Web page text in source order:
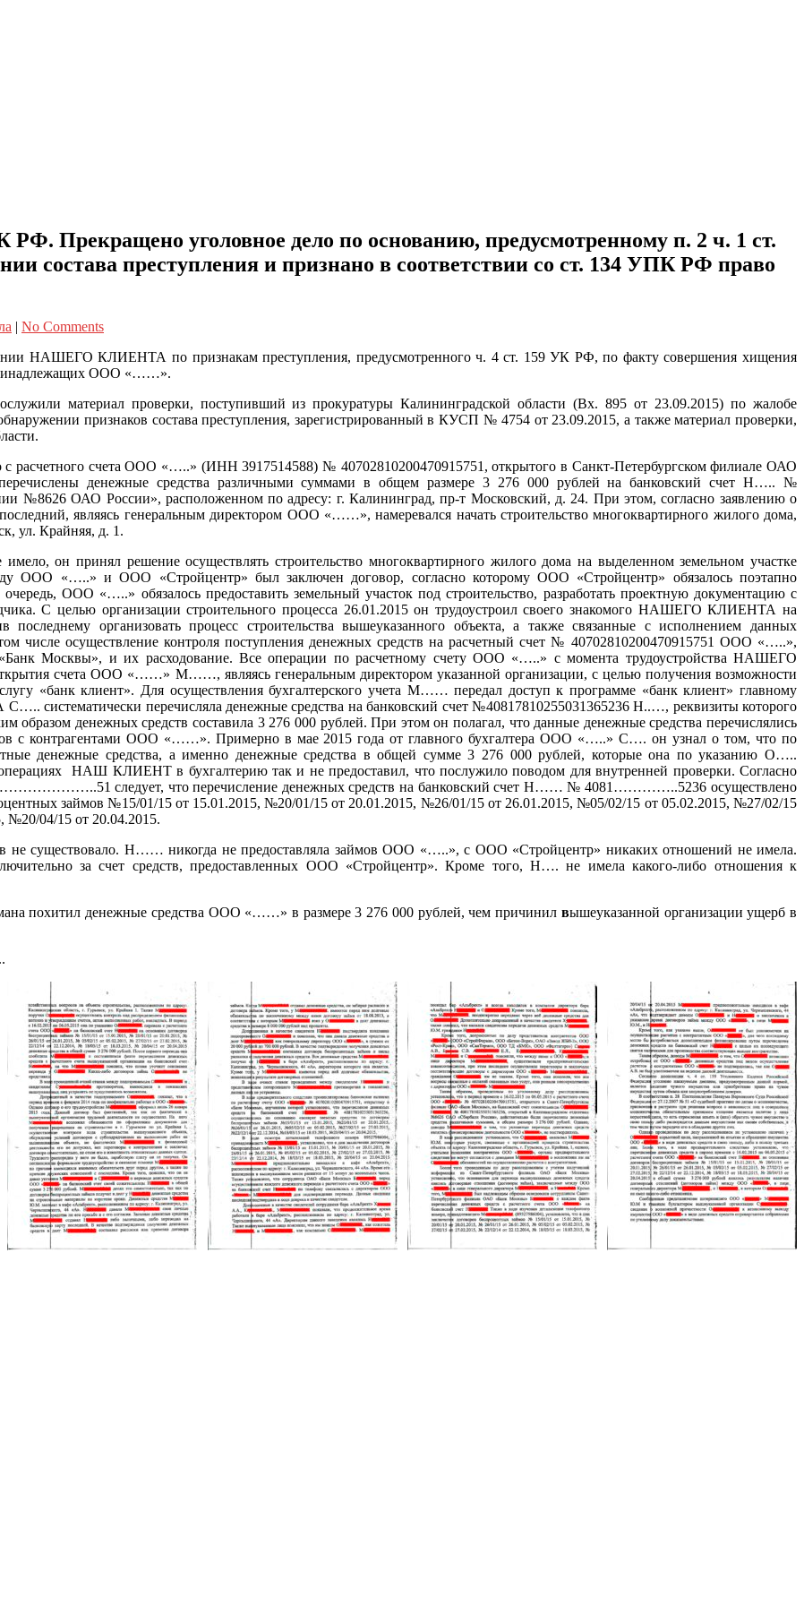
РФ. Прекращено уголовное дело по основанию, предусмотренному п. 2 ч. 1 ст.
состава преступления и признано в соответствии со ст. 134 УПК РФ право
| No Comments
НАШЕГО КЛИЕНТА по признакам преступления, предусмотренного ч. 4 ст. 159 УК РФ, по факту совершения хищения
принадлежащих ООО «……».
материал проверки, поступивший из прокуратуры Калининградской области (Вх. 895 от 23.09.2015) по жалобе
признаков состава преступления, зарегистрированный в КУСП № 4754 от 23.09.2015, а также материал проверки,
с расчетного счета ООО «…..» (ИНН 3917514588) № 40702810200470915751, открытого в Санкт-Петербургском филиале ОАО
денежные средства различными суммами в общем размере 3 276 000 рублей на банковский счет Н….. №
ОАО России», расположенном по адресу: г. Калининград, пр-т Московский, д. 24. При этом, согласно заявлению о
являясь генеральным директором ООО «……», намеревался начать строительство многоквартирного жилого дома,
ул. Крайняя, д. 1.
он принял решение осуществлять строительство многоквартирного жилого дома на выделенном земельном участке
ООО «…..» и ООО «Стройцентр» был заключен договор, согласно которому ООО «Стройцентр» обязалось поэтапно
ООО «…..» обязалось предоставить земельный участок под строительство, разработать проектную документацию с
С целью организации строительного процесса 26.01.2015 он трудоустроил своего знакомого НАШЕГО КЛИЕНТА на
организовать процесс строительства вышеуказанного объекта, а также связанные с исполнением данных
числе осуществление контроля поступления денежных средств на расчетный счет № 40702810200470915751 ООО «…..»,
Москвы», и их расходование. Все операции по расчетному счету ООО «…..» с момента трудоустройства НАШЕГО
счета ООО «……» М……, являясь генеральным директором указанной организации, с целью получения возможности
«банк клиент». Для осуществления бухгалтерского учета М…… передал доступ к программе «банк клиент» главному
перечисляла денежные средства на банковский счет №40817810255031365236 Н..…, реквизиты которого
денежных средств составила 3 276 000 рублей. При этом он полагал, что данные денежные средства перечислялись
с контрагентами ООО «……». Примерно в мае 2015 года от главного бухгалтера ООО «…..» С…. он узнал о том, что по
денежные средства, а именно денежные средства в общей сумме 3 276 000 рублей, которые она по указанию О…..
НАШ КЛИЕНТ в бухгалтерию так и не предоставил, что послужило поводом для внутренней проверки. Согласно
следует, что перечисление денежных средств на банковский счет Н…… № 4081…………..5236 осуществлено
займов №15/01/15 от 15.01.2015, №20/01/15 от 20.01.2015, №26/01/15 от 26.01.2015, №05/02/15 от 05.02.2015, №27/02/15
№20/04/15 от 20.04.2015.
не существовало. Н…… никогда не предоставляла займов ООО «…..», с ООО «Стройцентр» никаких отношений не имела.
за счет средств, предоставленных ООО «Стройцентр». Кроме того, Н…. не имела какого-либо отношения к
похитил денежные средства ООО «……» в размере 3 276 000 рублей, чем причинил вышеуказанной организации ущерб в